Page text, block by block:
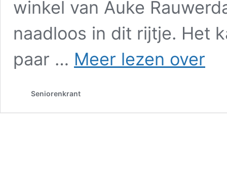
winkel van Auke
naadloos in dit rijtje. Het
paar … Meer lezen over
Seniorenkrant